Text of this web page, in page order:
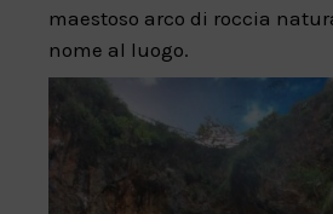
maestoso arco di roccia
nome al luogo.